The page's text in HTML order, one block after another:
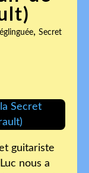
, Secret
guitariste
nous a